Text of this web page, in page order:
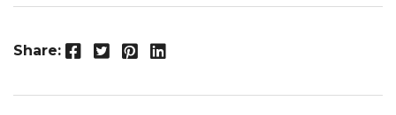
Share: Facebook
Twitter
Pinterest
LinkedIn